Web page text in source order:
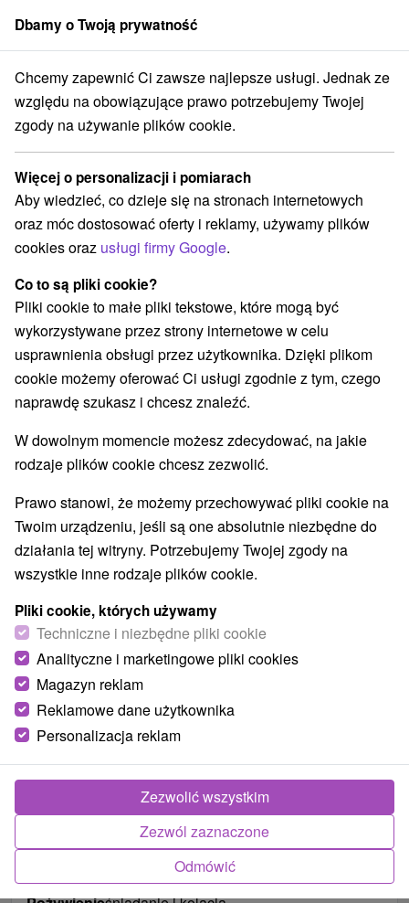
członek grupySorger
Hotel Flóra ** Dudince Letnie pobyty z zabiegami relaksacyjnymi
Letnie pobyty z zabiegami
relaksacyjnymi
Oferta wygasła! Wybierz poniżej z aktualnych ofert.
Hotel Flóra★ ★Dudince Dudince
Przejdź do lokalizacji
Urządzenie jest obecnie zamknięty z naszą ofertą!
8,6 doskonały·50 recenzji
Długość pobytuod 127 noce
Dbamy o Twoją prywatność
Chcemy zapewnić Ci zawsze najlepsze usługi. Jednak ze
względu na obowiązujące prawo potrzebujemy Twojej
zgody na używanie plików cookie.
Więcej o personalizacji i pomiarach
Aby wiedzieć, co dzieje się na stronach internetowych
oraz móc dostosować oferty i reklamy, używamy plików
cookies oraz usługi firmy Google.
Co to są pliki cookie?
Pliki cookie to małe pliki tekstowe, które mogą być
wykorzystywane przez strony internetowe w celu
usprawnienia obsługi przez użytkownika. Dzięki plikom
cookie możemy oferować Ci usługi zgodnie z tym, czego
naprawdę szukasz i chcesz znaleźć.
W dowolnym momencie możesz zdecydować, na jakie
rodzaje plików cookie chcesz zezwolić.
Prawo stanowi, że możemy przechowywać pliki cookie na
Twoim urządzeniu, jeśli są one absolutnie niezbędne do
działania tej witryny. Potrzebujemy Twojej zgody na
wszystkie inne rodzaje plików cookie.
Pliki cookie, których używamy
Techniczne i niezbędne pliki cookie
Analityczne i marketingowe pliki cookies
Magazyn reklam
Reklamowe dane użytkownika
Personalizacja reklam
Odmówić
Zezwól zaznaczone
Zezwolić wszystkim